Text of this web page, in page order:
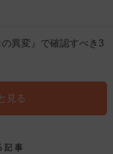
異変』で確認すべき3
見る